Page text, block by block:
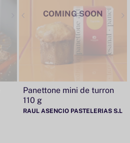
COMING SOON
Panettone mini de turron
110 g
RAUL ASENCIO PASTELERIAS S.L